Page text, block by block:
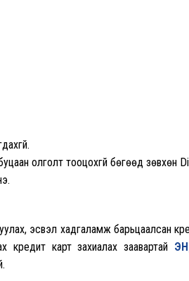
олголт тооцохгүй бөгөөд зөвхөн
эсвэл хадгаламж барьцаалсан
кредит карт захиалах заавартай